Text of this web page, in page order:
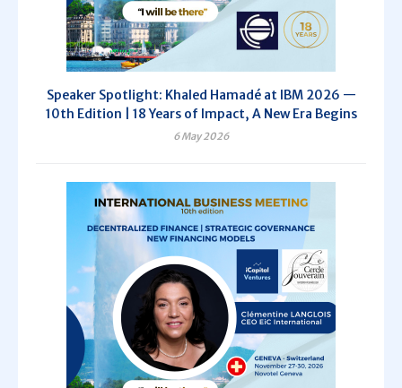
Speaker Spotlight: Khaled Hamadé at IBM 2026 —
10th Edition | 18 Years of Impact, A New Era Begins
6 May 2026